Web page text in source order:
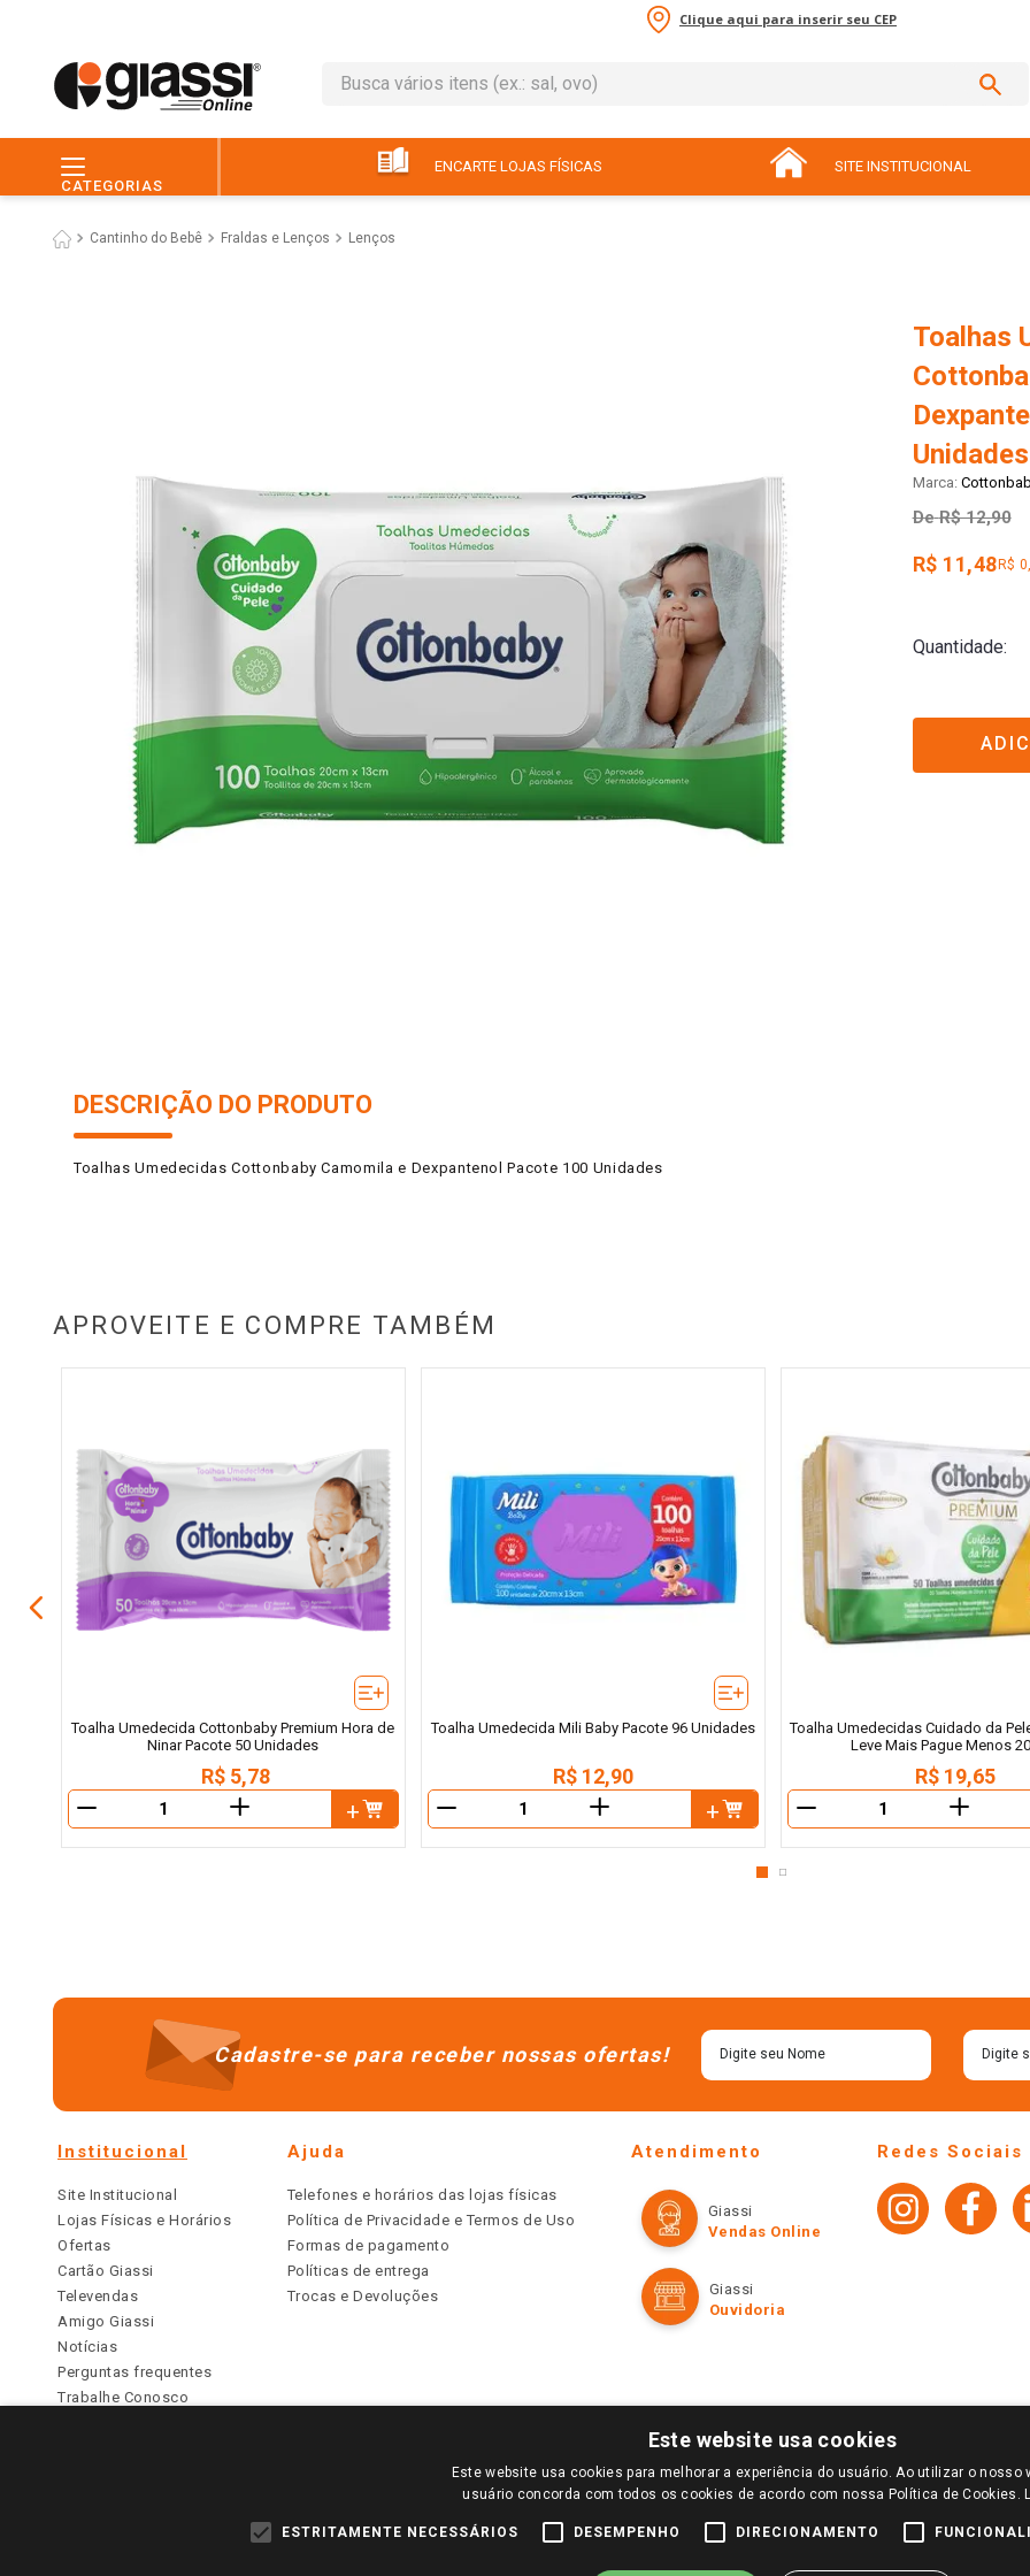
Clique aqui para inserir seu CEP
Busca vários itens (ex.: sal, ovo)
CATEGORIAS
ENCARTE LOJAS FÍSICAS SITE INSTITUCIONAL
Cantinho do Bebê Fraldas e Lenços Lenços
Toalhas
Unidades
De R$ 12,90
R$ 11,48R$
Quantidade
DESCRIÇÃO DO PRODUTO
Toalhas Umedecidas Cottonbaby Camomila e Dexpantenol Pacote 100 Unidades
APROVEITE E COMPRE TAMBÉM
Toalha Umedecida Cottonbaby Premium Hora de
Ninar Pacote 50 Unidades
R$ 5,78
＋
Toalha Umedecida Mili Baby Pacote 96 Unidades
R$ 12,90
＋
Toalha Umedecidas Cuidado da
Leve Mais Pague Menos
R$ 19,65
＋
Cadastre-se para receber nossas ofertas!
Institucional
Site Institucional
Lojas Físicas e Horários
Ofertas
Cartão Giassi
Televendas
Amigo Giassi
Notícias
Perguntas frequentes
Trabalhe Conosco
Ajuda
Telefones e horários das lojas físicas
Política de Privacidade e Termos de Uso
Formas de pagamento
Políticas de entrega
Trocas e Devoluções
Atendimento
Giassi
Vendas Online
Giassi
Ouvidoria
Redes Sociais
PARA VER OS PREÇOS DA SUA REGIÃO, FAÇA LOGIN E SELECIONE A LOJA DE SUA PREFERÊNCIA. SOMENTE APÓS O LOGIN, OS
TODOS OS PREÇOS E CONDIÇÕES COMERCIAIS DESTE SITE SÃO VÁLIDOS APENAS PARA COMPRAS REALIZADAS NO GIASSI.COM.BR E NA LOJA
DE BUSCAS.
Este website usa cookies
Este website usa cookies para melhorar a experiência do usuário. Ao utilizar o nosso
usuário concorda com todos os cookies de acordo com nossa Política de Cookies.
ESTRITAMENTE NECESSÁRIOS DESEMPENHO DIRECIONAMENTO
leite
3º queijo
iogurte